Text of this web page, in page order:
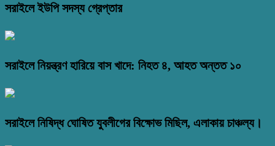
সরাইলে ইউপি সদস্য গ্রেপ্তার
সরাইলে নিয়ন্ত্রণ হারিয়ে বাস খাদে: নিহত ৪, আহত অন্তত ১০
সরাইলে নিষিদ্ধ ঘোষিত যুবলীগের বিক্ষোভ মিছিল, এলাকায় চাঞ্চল্য।